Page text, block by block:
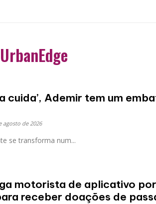
cuida’, Ademir tem um
agosto de 2026
se transforma num...
motorista de aplicativo
receber doações de